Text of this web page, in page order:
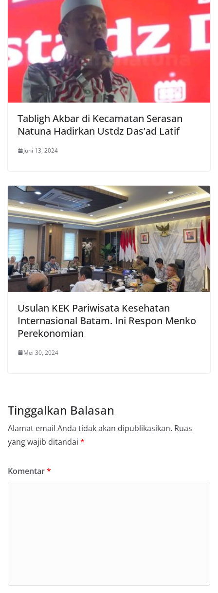
Tabligh Akbar di Kecamatan Serasan
Natuna Hadirkan Ustdz Das’ad Latif
Juni 13, 2024
Usulan KEK Pariwisata Kesehatan
Internasional Batam. Ini Respon Menko
Perekonomian
Mei 30, 2024
Tinggalkan Balasan
Alamat email Anda tidak akan dipublikasikan. Ruas
yang wajib ditandai *
Komentar*